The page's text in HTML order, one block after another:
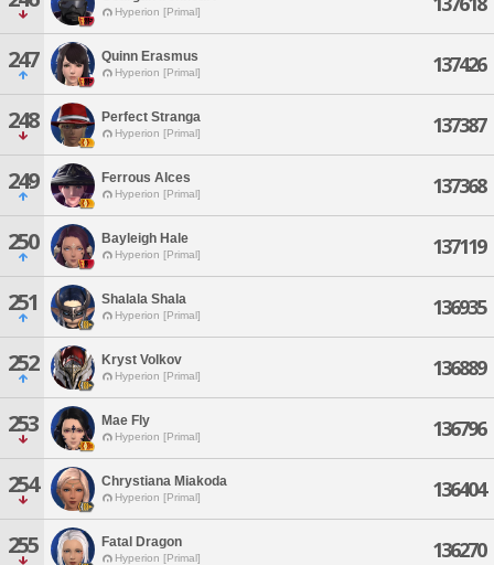
Hyperion [Primal]
247 Quinn Erasmus
Hyperion [Primal] 137426
248 Perfect Stranga
Hyperion [Primal] 137387
249 Ferrous Alces
Hyperion [Primal] 137368
250 Bayleigh Hale
Hyperion [Primal] 137119
251 Shalala Shala
Hyperion [Primal] 136935
252 Kryst Volkov
Hyperion [Primal] 136889
253 Mae Fly
Hyperion [Primal] 136796
254 Chrystiana Miakoda
Hyperion [Primal] 136404
255 Fatal Dragon
Hyperion [Primal] 136270